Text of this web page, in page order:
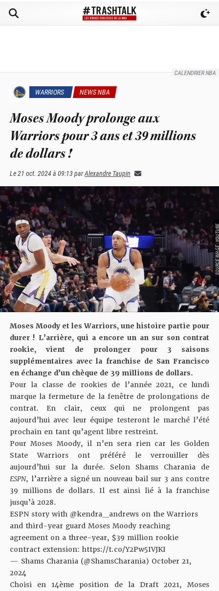
CALENDRIER NBA
WARRIORS NEWS NBA
Moses Moody prolonge aux
Warriors pour 3 ans et 39 millions
de dollars !
Le21 oct. 2024 à 09:13parAlexandre Taupin
SOURCE
Moses Moody et les Warriors, une histoire partie pour
durer ! L’arrière, qui a encore un an sur son contrat
rookie, vient de prolonger pour 3 saisons
supplémentaires avec la franchise de San Francisco
en échange d’un chèque de 39 millions de dollars.
Pour la classe de rookies de l’année 2021, ce lundi
marque la fermeture de la fenêtre de prolongations de
contrat. En clair, ceux qui ne prolongent pas
aujourd’hui avec leur équipe testeront le marché l’été
prochain en tant qu’agent libre restreint.
Pour Moses Moody, il n’en sera rien car les Golden
State Warriors ont préféré le verrouiller dès
aujourd’hui sur la durée. Selon Shams Charania de
ESPN, l’arrière a signé un nouveau bail sur 3 ans contre
39 millions de dollars. Il est ainsi lié à la franchise
jusqu’à 2028.
ESPN story with @kendra__andrews on the Warriors
and third-year guard Moses Moody reaching
agreement on a three-year, $39 million rookie
contract extension: https://t.co/Y2Pw5IVJKI
— Shams Charania (@ShamsCharania) October 21,
2024
Choisi en 14ème position de la Draft 2021, Moses